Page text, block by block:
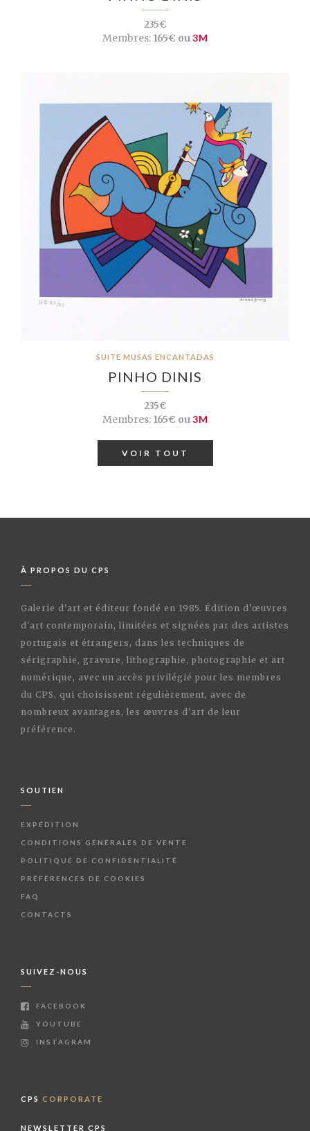
235€
Membres:165€ ou3M
SUITE MUSAS ENCANTADAS
PINHO DINIS
235€
Membres:165€ ou3M
VOIR TOUT
À PROPOS DU CPS
Galerie d'art et éditeur fondé en 1985. Édition d'œuvres
d'art contemporain, limitées et signées par des artistes
portugais et étrangers, dans les techniques de
sérigraphie, gravure, lithographie, photographie et art
numérique, avec un accès privilégié pour les membres
du CPS, qui choisissent régulièrement, avec de
nombreux avantages, les œuvres d'art de leur
préférence.
SOUTIEN
EXPÉDITION
CONDITIONS GÉNÉRALES DE VENTE
POLITIQUE DE CONFIDENTIALITÉ
PRÉFÉRENCES DE COOKIES
FAQ
CONTACTS
SUIVEZ-NOUS
FACEBOOK
YOUTUBE
INSTAGRAM
CPS CORPORATE
NEWSLETTER CPS